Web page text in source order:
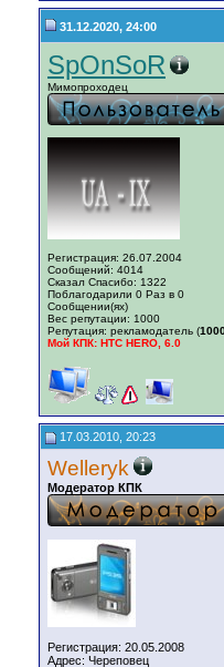
31.12.2020, 24:00
SpOnSoR
Мимопроходец
Регистрация: 26.07.2004
Сообщений: 4014
Сказал Спасибо: 1322
Поблагодарили 0 Раз в 0
Сообщении(ях)
Вес репутации: 1000
Репутация: рекламодатель (
Мой КПК: HTC HERO, 6.0
17.03.2010, 20:23
Welleryk
Модератор КПК
Регистрация: 20.05.2008
Адрес: Череповец